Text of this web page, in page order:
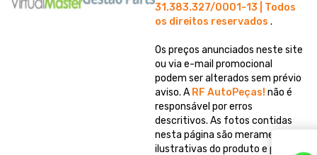
31.383.327/0001-13 | Todos
os direitos reservados.
Os preços anunciados neste site
ou via e-mail promocional
podem ser alterados sem prévio
aviso. A RF AutoPeças! não é
responsável por erros
descritivos. As fotos contidas
nesta página são meramente
ilustrativas do produto e podem